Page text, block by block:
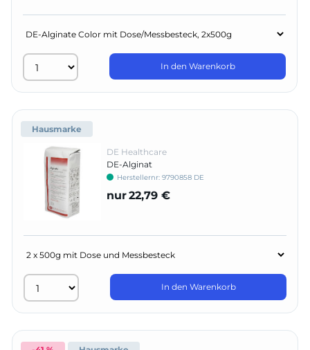
In den Warenkorb
Hausmarke
DE Healthcare
DE-Alginat
Herstellernr: 9790858 DE
nur22,79 €
In den Warenkorb